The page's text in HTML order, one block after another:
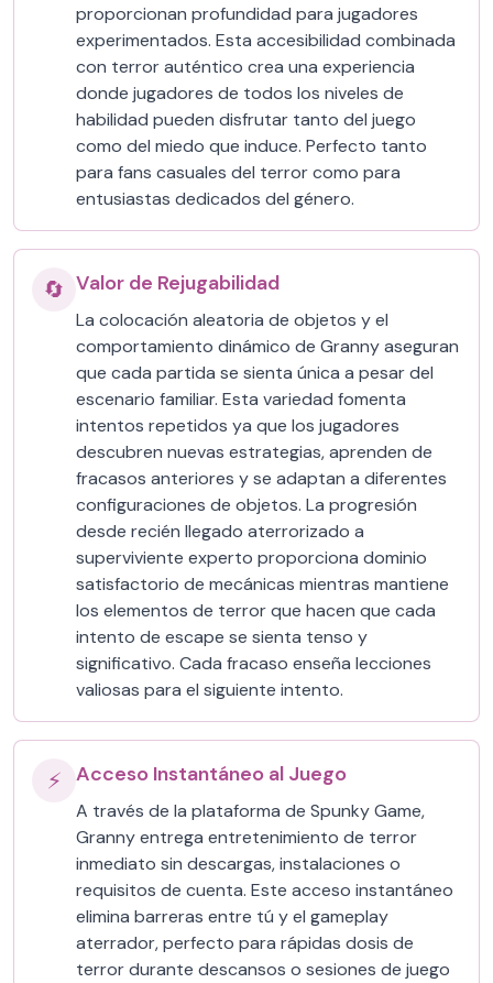
proporcionan profundidad para jugadores
experimentados. Esta accesibilidad combinada
con terror auténtico crea una experiencia
donde jugadores de todos los niveles de
habilidad pueden disfrutar tanto del juego
como del miedo que induce. Perfecto tanto
para fans casuales del terror como para
entusiastas dedicados del género.
🔄 Valor de Rejugabilidad
La colocación aleatoria de objetos y el
comportamiento dinámico de Granny aseguran
que cada partida se sienta única a pesar del
escenario familiar. Esta variedad fomenta
intentos repetidos ya que los jugadores
descubren nuevas estrategias, aprenden de
fracasos anteriores y se adaptan a diferentes
configuraciones de objetos. La progresión
desde recién llegado aterrorizado a
superviviente experto proporciona dominio
satisfactorio de mecánicas mientras mantiene
los elementos de terror que hacen que cada
intento de escape se sienta tenso y
significativo. Cada fracaso enseña lecciones
valiosas para el siguiente intento.
⚡ Acceso Instantáneo al Juego
A través de la plataforma de Spunky Game,
Granny entrega entretenimiento de terror
inmediato sin descargas, instalaciones o
requisitos de cuenta. Este acceso instantáneo
elimina barreras entre tú y el gameplay
aterrador, perfecto para rápidas dosis de
terror durante descansos o sesiones de juego